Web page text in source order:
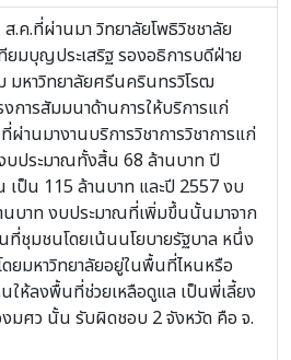
.ค.ที่ผ่านมา วิทยาลัยโพธิวิชชาลัย
ยมบุญประเสริฐ รองอธิการบดีฝ่าย
มหาวิทยาลัยศรีนครินทรวิโรฒ
การสัมมนาด้านการให้บริการแก่
านมางานบริการวิชาการวิชาการแก่
บประมาณทั้งสิ้น 68 ล้านบาท ปี
ป็น 115 ล้านบาท และปี 2557 งบ
นบาท งบประมาณที่เพิ่มขึ้นนั้นมาจาก
ชุมชนโดยเน้นนโยบายรัฐบาล หนึ่ง
ยมหาวิทยาลัยอยู่ในพื้นที่ไหนหรือ
ให้ลงพื้นที่ช่วยเหลือดูแล เป็นพี่เลี้ยง
มศว นั้น รับผิดชอบ 2 จังหวัด คือ จ.